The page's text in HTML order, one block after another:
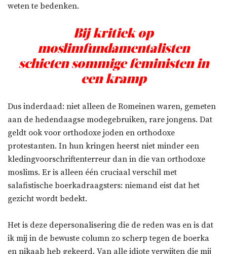
weten te bedenken.
Bij kritiek op
moslimfundamentalisten
schieten sommige feministen in
een kramp
Dus inderdaad: niet alleen de Romeinen waren, gemeten
aan de hedendaagse modegebruiken, rare jongens. Dat
geldt ook voor orthodoxe joden en orthodoxe
protestanten. In hun kringen heerst niet minder een
kledingvoorschriftenterreur dan in die van orthodoxe
moslims. Er is alleen één cruciaal verschil met
salafistische boerkadraagsters: niemand eist dat het
gezicht wordt bedekt.
Het is deze depersonalisering die de reden was en is dat
ik mij in de bewuste column zo scherp tegen de boerka
en nikaab heb gekeerd. Van alle idiote verwijten die mij